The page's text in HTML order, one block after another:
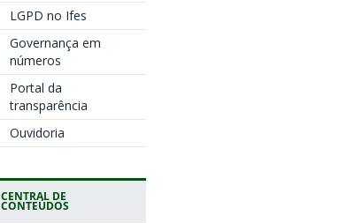
LGPD no Ifes
Governança em
números
Portal da
transparência
Ouvidoria
CENTRAL DE
CONTEÚDOS